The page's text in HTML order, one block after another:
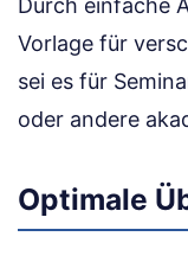
Durch einfache
Vorlage für
sei es für
oder andere
Optimale